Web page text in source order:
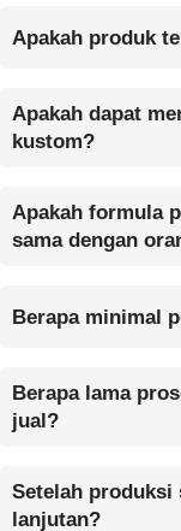
Apakah produk
Apakah dapat
kustom?
Apakah formula
sama dengan
Berapa minimal
Berapa lama
jual?
Setelah produksi
lanjutan?